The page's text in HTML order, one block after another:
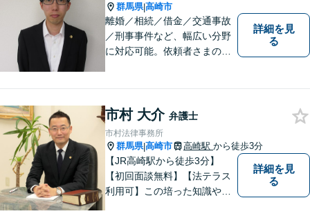
群馬県|高崎市
離婚／相続／借金／交通事故
／刑事事件など、幅広い分野
に対応可能。依頼者さまの状
ご相談ください。【完全個
室】【専用駐車場あり】
詳細を見
る
市村 大介 弁護士
市村法律事務所
群馬県|高崎市 高崎駅 から徒歩3分
【JR高崎駅から徒歩3分】
【初回面談無料】【法テラス
利用可】この培った知識や経
詳細を見
る